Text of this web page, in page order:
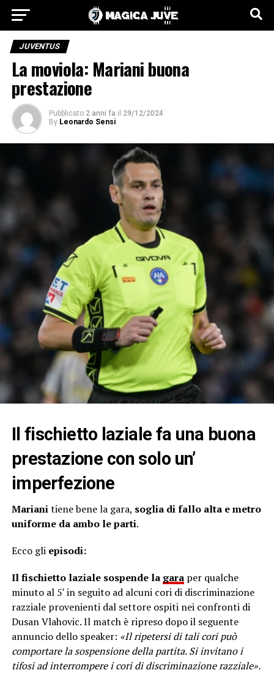
JUVENTUS
La moviola: Mariani buona
prestazione
Pubblicato 2 anni fa il 29/12/2024
By Leonardo Sensi
Il fischietto laziale fa una buona
prestazione con solo un’
imperfezione
Marianitiene bene la gara, soglia di fallo alta e metro
uniforme da ambo le parti.
Ecco gli episodi:
Il fischietto laziale sospende la garaper qualche
minuto al 5′ in seguito ad alcuni cori di discriminazione
razziale provenienti dal settore ospiti nei confronti di
Dusan Vlahovic. Il match è ripreso dopo il seguente
annuncio dello speaker: «Il ripetersi di tali cori può
comportare la sospensione della partita. Si invitano i
tifosi ad interrompere i cori di discriminazione razziale».